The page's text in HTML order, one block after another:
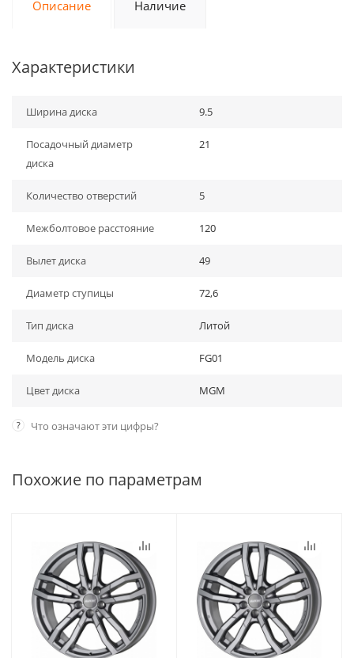
Описание Наличие
Характеристики
Ширина диска 9.5
Посадочный диаметр
диска
21
Количество отверстий 5
Межболтовое расстояние 120
Вылет диска 49
Диаметр ступицы 72,6
Тип диска Литой
Модель диска FG01
Цвет диска MGM
? Что означают эти цифры?
Похожие по параметрам